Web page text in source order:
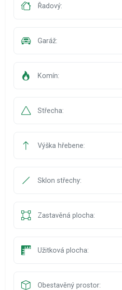
Řadový:
Garáž:
Komín:
Střecha:
Výška hřebene:
Sklon střechy:
Zastavěná plocha:
Užitková plocha:
Obestavěný prostor: